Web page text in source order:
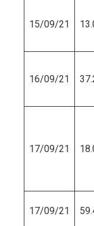
15/09/21
16/09/21
17/09/21
17/09/21